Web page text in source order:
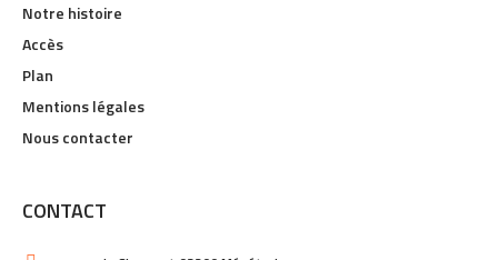
Notre histoire
Accès
Plan
Mentions légales
Nous contacter
CONTACT